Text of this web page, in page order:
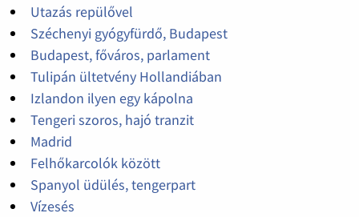
Utazás repülővel
Széchenyi gyógyfürdő, Budapest
Budapest, főváros, parlament
Tulipán ültetvény Hollandiában
Izlandon ilyen egy kápolna
Tengeri szoros, hajó tranzit
Madrid
Felhőkarcolók között
Spanyol üdülés, tengerpart
Vízesés